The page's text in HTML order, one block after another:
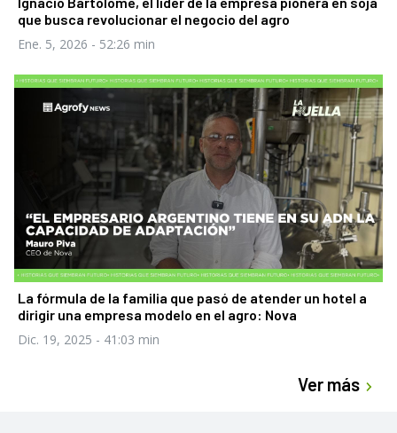
que busca revolucionar el negocio del agro
Ene. 5, 2026 - 52:26 min
La fórmula de la familia que pasó de atender un hotel a
dirigir una empresa modelo en el agro: Nova
Dic. 19, 2025 - 41:03 min
Ver más